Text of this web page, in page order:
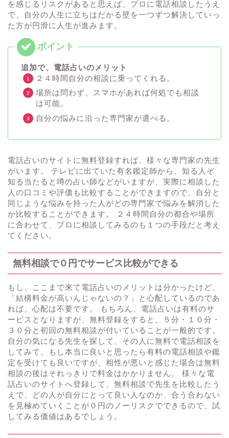
を感じるリスクがあると思えば、プロに電話相談したうえ
で、自分の人生に立ちはだかる壁を一つずつ解決していっ
た方が円滑に人生が進みます。
追加で、電話占いのメリット
２４時間自分の相談に乗ってくれる。
場所は問わず、スマホがあれば何処でも相談
は可能。
自分の悩みに沿った専門家が選べる。
電話占いのサイトに無料登録すれば、様々な専門家の先生
がいます。 テレビに出ていた有名鑑定師から、知る人ぞ
知る当たると噂の占い師などがいますが、実際に相談した
人の口コミや評価も比較することができますので、自分と
同じような悩みを持った人がどの専門家で悩みを解消した
か比較することができます。 ２４時間自分の都合や場所
に合わせて、プロに相談してみるのも１つの手段だと考え
てください。
無料相談で０円でサービス比較ができる
もし、ここまで来て電話占いのメリットは分かったけど、
「結構料金が高いんじゃないの？」と心配しているのであ
れば、心配は不要です。 もちろん、電話占いは有料のサ
ービスとなりますが、無料登録をすると、５分・１０分・
３０分と初回の無料相談が付いていることが一般的です。
自分の気になる先生を探して、その人に無料で電話相談を
してみて、もし本当に良いと思ったら有料の電話相談や鑑
定を受けても良いですが、相性が悪いと感じた場合は無料
相談の後はそれっきりで料金はかかりません。 様々な電
話占いのサイトへ登録して、無料相談で先生を比較したう
えで、どの人が自分にとって良い人なのか、合う合わない
を見極めていくことが０円のノーリスクでできるので、試
してみる価値はあるでしょう。